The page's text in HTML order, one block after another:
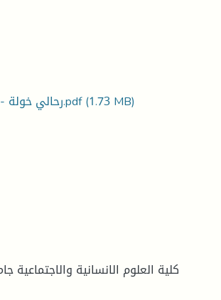
رحالي خولة - ماستر علم النفس.pdf(1.73 MB)
كلية العلوم الانسانية